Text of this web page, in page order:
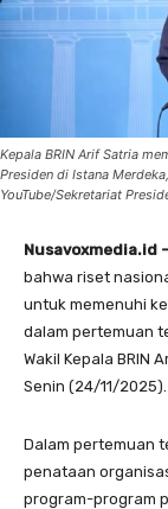
Kepala BRIN Arif Satria
Presiden di Istana
YouTube/Sekretariat
Nusavoxmedia.id
bahwa riset
untuk memenuhi
dalam pertemuan
Wakil Kepala BRIN
Senin (24/11/2025).
Dalam pertemuan
penataan
program-program